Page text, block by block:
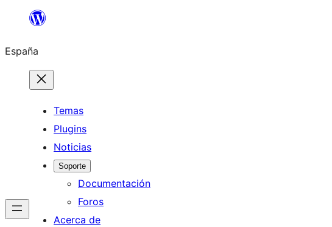
Saltar
contenido
España
Temas
Plugins
Noticias
Soporte
Documentación
Foros
Acerca de